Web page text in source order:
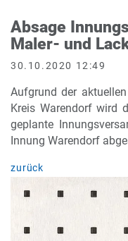
Absage
Maler- und
30.10.2020 12:49
Aufgrund der
Kreis Warendorf wird
geplante
Innung Warendorf
zurück